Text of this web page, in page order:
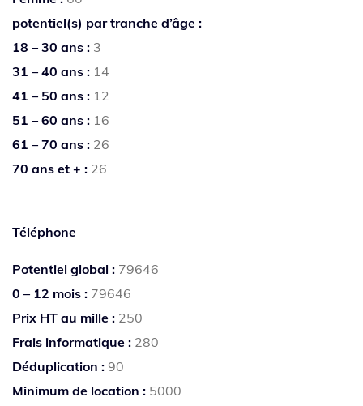
potentiel(s) par tranche d’âge :
18 – 30 ans : 3
31 – 40 ans : 14
41 – 50 ans : 12
51 – 60 ans : 16
61 – 70 ans : 26
70 ans et + : 26
Téléphone
Potentiel global : 79646
0 – 12 mois : 79646
Prix HT au mille : 250
Frais informatique : 280
Déduplication : 90
Minimum de location : 5000